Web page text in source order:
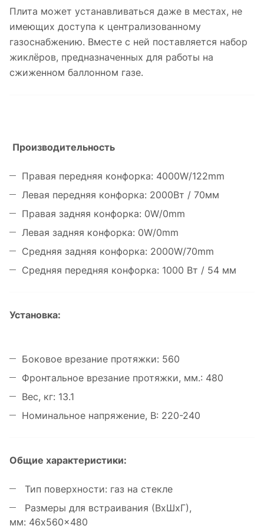
Плита может устанавливаться даже в местах, не
имеющих доступа к централизованному
газоснабжению. Вместе с ней поставляется набор
жиклёров, предназначенных для работы на
сжиженном баллонном газе.
Производительность
Правая передняя конфорка: 4000W/122mm
Левая передняя конфорка: 2000Вт / 70мм
Правая задняя конфорка: 0W/0mm
Левая задняя конфорка: 0W/0mm
Средняя задняя конфорка: 2000W/70mm
Средняя передняя конфорка: 1000 Вт / 54 мм
Установка:
Боковое врезание протяжки: 560
Фронтальное врезание протяжки, мм.: 480
Вес, кг: 13.1
Номинальное напряжение, В: 220-240
Общие характеристики:
Тип поверхности: газ на стекле
Размеры для встраивания (ВхШхГ),
мм: 46x560x480